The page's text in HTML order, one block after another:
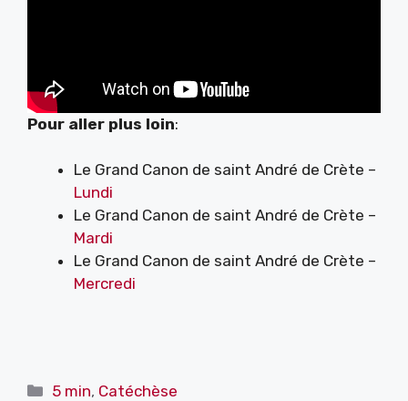
Pour aller plus loin:
Le Grand Canon de saint André de Crète –
Lundi
Le Grand Canon de saint André de Crète –
Mardi
Le Grand Canon de saint André de Crète –
Mercredi
Catégories
5 min, Catéchèse